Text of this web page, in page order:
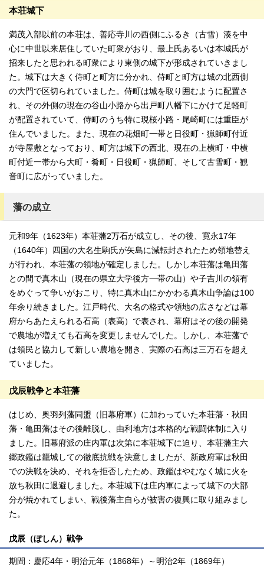
本荘城下
満茂入部以前の本荘は、善応寺川の西側にふるき（古雪）湊を中
心に中世以来居住していた町衆がおり、最上氏あるいは本城氏が
招来したと思われる町衆により東側の城下が形成されていきまし
た。城下は大きく侍町と町方に分かれ、侍町と町方は城の北西側
の大門で区切られていました。侍町は城を取り囲むように配置さ
れ、その外側の現在の谷山小路から出戸町八幡下にかけて足軽町
が配置されていて、侍町のうち特に現桜小路・尾崎町には重臣が
住んでいました。また、現在の花畑町一帯と日役町・猟師町付近
が寺屋敷となっており、町方は城下の西北、現在の上横町・中横
町付近一帯から大町・肴町・日役町・猟師町、そして古雪町・観
音町に広がっていました。
藩の成立
元和9年（1623年）本荘藩2万石が成立し、その後、寛永17年
（1640年）四国の大名生駒氏が矢島に減転封されたため領地替え
が行われ、本荘藩の領地が確定しました。しかし本荘藩は亀田藩
との間で真木山（現在の県立大学後方一帯の山）や子吉川の領有
をめぐって争いがおこり、特に真木山にかかわる真木山争論は100
年余り続きました。江戸時代、大名の格式や領地の広さなどは幕
府からあたえられる石高（表高）で表され、幕府はその後の開発
で農地が増えても石高を変更しませんでした。しかし、本荘藩で
は領民と協力して新しい農地を開き、実際の石高は三万石を超え
ていました。
戊辰戦争と本荘藩
はじめ、奥羽列藩同盟（旧幕府軍）に加わっていた本荘藩・秋田
藩・亀田藩はその後離脱し、由利地方は本格的な戦闘体制に入り
ました。旧幕府派の庄内軍は次第に本荘城下に迫り、本荘藩主六
郷政鑑は籠城しての徹底抗戦を決意しましたが、新政府軍は秋田
での決戦を決め、それを拒否したため、政鑑はやむなく城に火を
放ち秋田に退避しました。本荘城下は庄内軍によって城下の大部
分が焼かれてしまい、戦後藩主自らが被害の復興に取り組みまし
た。
戊辰（ぼしん）戦争
期間：慶応4年・明治元年（1868年）～明治2年（1869年）